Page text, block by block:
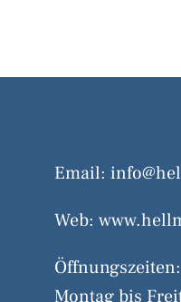
Email:
Web:
Öffnungszeiten:
Montag bis